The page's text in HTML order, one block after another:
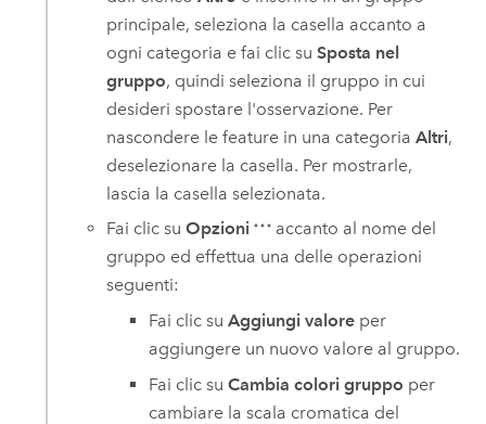
principale, seleziona la casella accanto a
ogni categoria e fai clic suSposta nel
gruppo, quindi seleziona il gruppo in cui
desideri spostare l'osservazione. Per
nascondere le feature in una categoriaAltri,
deselezionare la casella. Per mostrarle,
lascia la casella selezionata.
Fai clic suOpzioni
accanto al nome del
gruppo ed effettua una delle operazioni
seguenti:
Fai clic su Aggiungi valoreper
aggiungere un nuovo valore al gruppo.
Fai clic su Cambia colori gruppo per
cambiare la scala cromatica del